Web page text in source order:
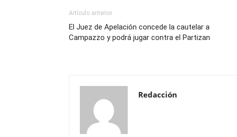
Artículo anterior
El Juez de Apelación concede la cautelar a
Campazzo y podrá jugar contra el Partizan
Redacción